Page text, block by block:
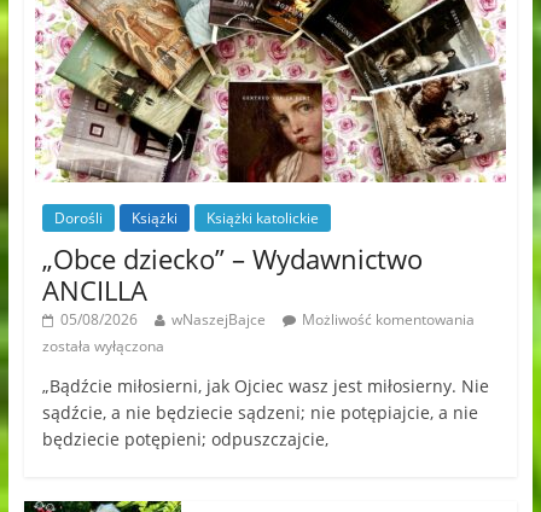
Dorośli Książki Książki katolickie
„Obce dziecko” – Wydawnictwo
ANCILLA
05/08/2026 wNaszejBajce
Możliwość komentowania
została wyłączona
„Bądźcie miłosierni, jak Ojciec wasz jest miłosierny. Nie
sądźcie, a nie będziecie sądzeni; nie potępiajcie, a nie
będziecie potępieni; odpuszczajcie,